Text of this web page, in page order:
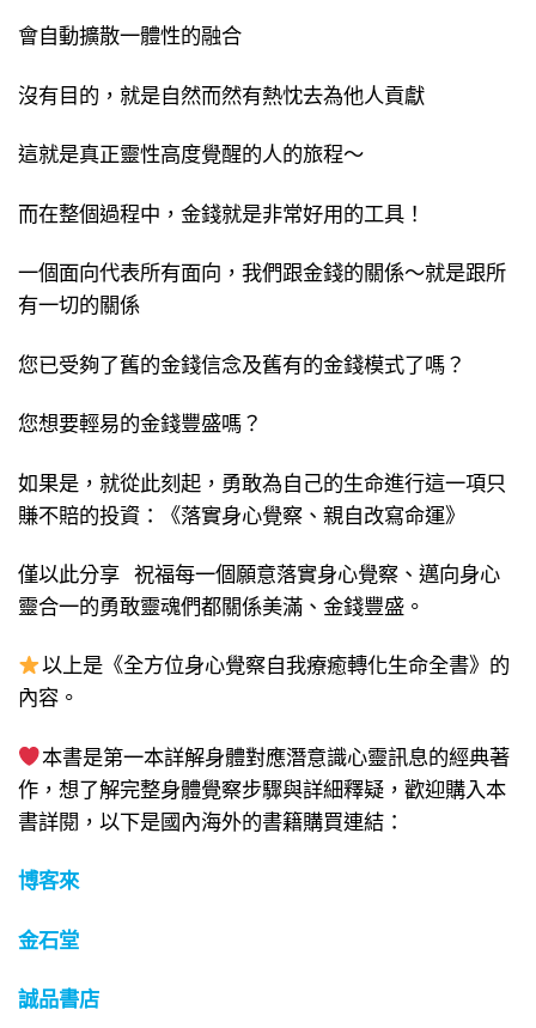
會自動擴散一體性的融合
沒有目的，就是自然而然有熱忱去為他人貢獻
這就是真正靈性高度覺醒的人的旅程～
而在整個過程中，金錢就是非常好用的工具！
一個面向代表所有面向，我們跟金錢的關係～就是跟所
有一切的關係
您已受夠了舊的金錢信念及舊有的金錢模式了嗎？
您想要輕易的金錢豐盛嗎？
如果是，就從此刻起，勇敢為自己的生命進行這一項只
賺不賠的投資：《落實身心覺察、親自改寫命運》
僅以此分享 祝福每一個願意落實身心覺察、邁向身心
靈合一的勇敢靈魂們都關係美滿、金錢豐盛。
以上是《全方位身心覺察自我療癒轉化生命全書》的
內容。
本書是第一本詳解身體對應潛意識心靈訊息的經典著
作，想了解完整身體覺察步驟與詳細釋疑，歡迎購入本
書詳閱，以下是國內海外的書籍購買連結：
博客來
金石堂
誠品書店